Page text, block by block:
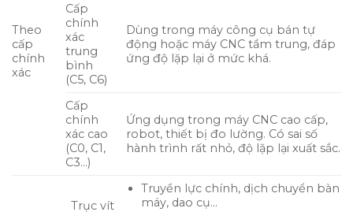
Theo
cấp
chính
xác
Cấp
chính
xác
trung
bình
(C5, C6)
Dùng trong máy công cụ bán tự
động hoặc máy CNC tầm trung, đáp
ứng độ lặp lại ở mức khá.
Cấp
chính
xác cao
(C0, C1,
C3…)
Ứng dụng trong máy CNC cao cấp,
robot, thiết bị đo lường. Có sai số
hành trình rất nhỏ, độ lặp lại xuất sắc.
Trục vít
Truyền lực chính, dịch chuyển bàn
máy, dao cụ…